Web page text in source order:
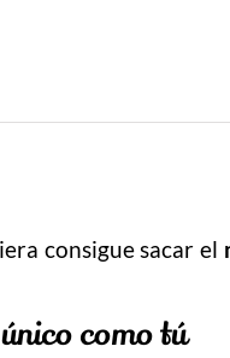
consigue sacar el
como tú